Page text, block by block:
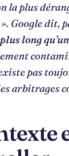
la plus
Google dit,
long
pas
arbitrages